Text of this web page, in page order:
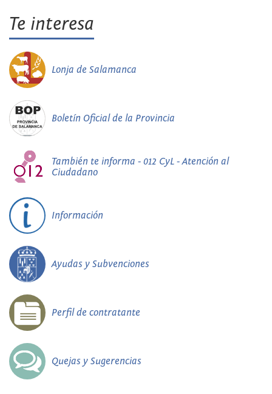
Te interesa
Lonja de Salamanca
Boletín Oficial de la Provincia
También te informa - 012 CyL - Atención al
Ciudadano
Información
Ayudas y Subvenciones
Perfil de contratante
Quejas y Sugerencias